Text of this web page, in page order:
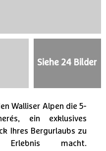
Siehe 24 Bilder
Walliser Alpen die 5-
ein exklusives
Ihres Bergurlaubs zu
Erlebnis macht.